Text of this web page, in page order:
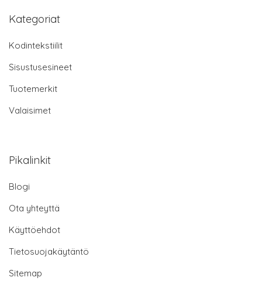
Kategoriat
Kodintekstiilit
Sisustusesineet
Tuotemerkit
Valaisimet
Pikalinkit
Blogi
Ota yhteyttä
Käyttöehdot
Tietosuojakäytäntö
Sitemap